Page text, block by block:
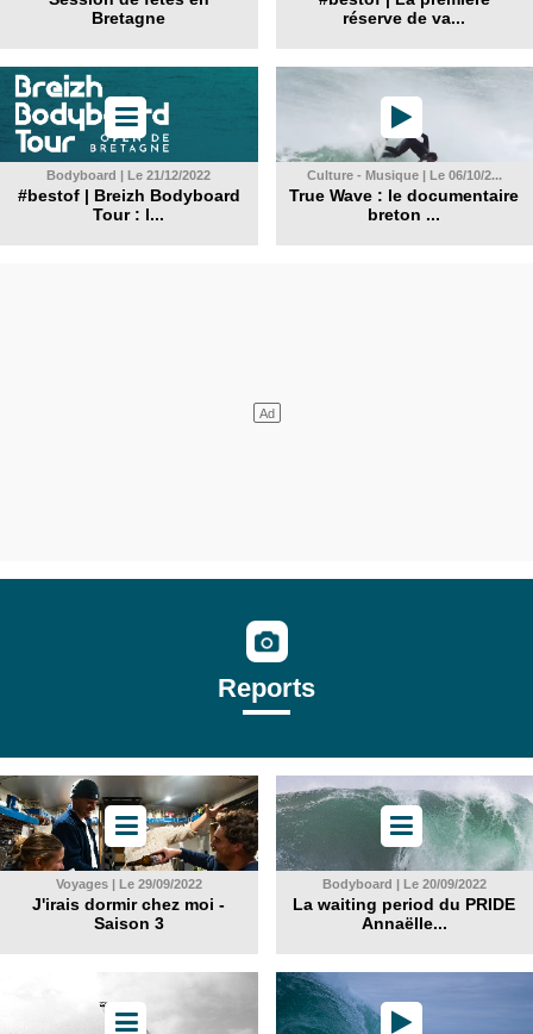
Bretagne
réserve de va...
Bodyboard | Le 21/12/2022
#bestof | Breizh Bodyboard
Tour : l...
Culture - Musique | Le 06/10/2...
True Wave : le documentaire
breton ...
Reports
Voyages | Le 29/09/2022
J'irais dormir chez moi -
Saison 3
Bodyboard | Le 20/09/2022
La waiting period du PRIDE
Annaëlle...